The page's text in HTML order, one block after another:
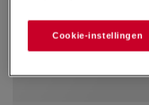
Cookie-instellingen